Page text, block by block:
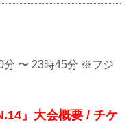
〜 23時45分 ※フジ
』大会概要 / チケ